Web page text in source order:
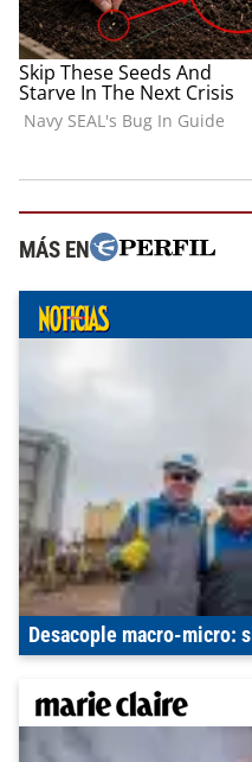
MÁS EN
Desacople macro-micro: